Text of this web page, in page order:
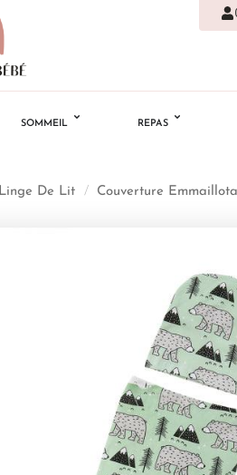
SOMMEIL REPAS
Linge De Lit / Couverture